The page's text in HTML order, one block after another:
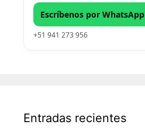
Escríbenos por WhatsApp
+51 941 273 956
Entradas recientes